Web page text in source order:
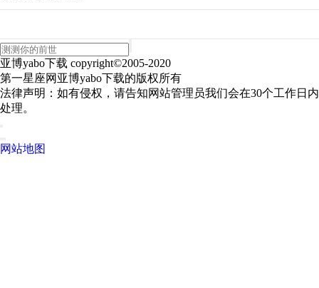
亚博yabo下载 copyright©2005-2020
第一星座网亚博yabo下载的版权所有
法律声明：如有侵权，请告知网站管理员我们会在30个工作日内
处理。
网站地图